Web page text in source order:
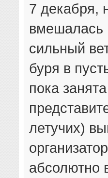
7 декабря,
вмешалась
сильный
буря в
пока
летучих)
абсолютно